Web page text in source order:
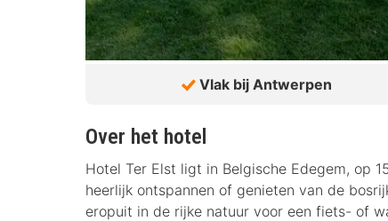
Vlak bij Antwerpen
Over het hotel
Hotel Ter Elst ligt in Belgische Edegem, op
heerlijk ontspannen of genieten van de
eropuit in de rijke natuur voor een fiets- of